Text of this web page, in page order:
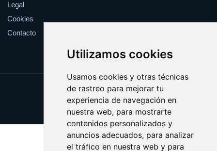
Utilizamos cookies
Usamos cookies y otras técnicas
de rastreo para mejorar tu
experiencia de navegación en
nuestra web, para mostrarte
contenidos personalizados y
anuncios adecuados, para analizar
el tráfico en nuestra web y para
Legal
Cookies
Contacto
Update cookies preferences
Copyright © 2025 docerosas.com